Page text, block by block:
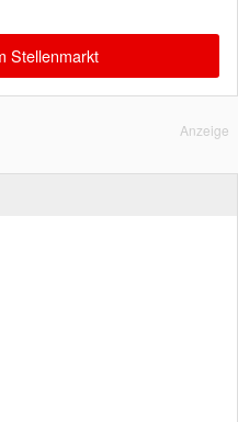
Stellenmarkt
Anzeige